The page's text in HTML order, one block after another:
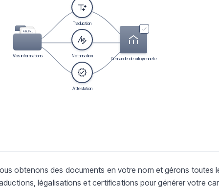
ACTE DE NAISSANCERELEVÉ BANCAIRE
Vos informations
Traduction
Notarisation
Attestation
Demande de citoyenneté
obtenons des documents en votre nom et gérons toutes
légalisations et certifications pour générer votre